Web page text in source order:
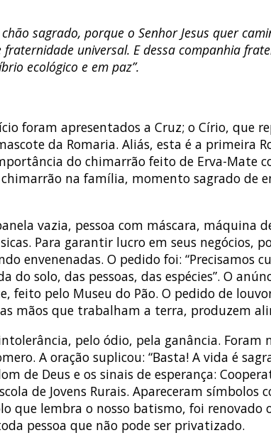
sagrado, porque o Senhor Jesus quer
universal. E dessa companhia
ecológico e em paz”.
foram apresentados a Cruz; o Círio, que
da Romaria. Aliás, esta é a primeira
do chimarrão feito de Erva-Mate
na família, momento sagrado de
vazia, pessoa com máscara, máquina
Para garantir lucro em seus negócios,
envenenadas. O pedido foi: “Precisamos
solo, das pessoas, das espécies”. O
pelo Museu do Pão. O pedido de
mãos que trabalham a terra, produzem
pelo ódio, pela ganância. Foram
A oração suplicou: “Basta! A vida é
de Deus e os sinais de esperança:
de Jovens Rurais. Apareceram símbolos
que lembra o nosso batismo, foi renovado
pessoa que não pode ser privatizado.